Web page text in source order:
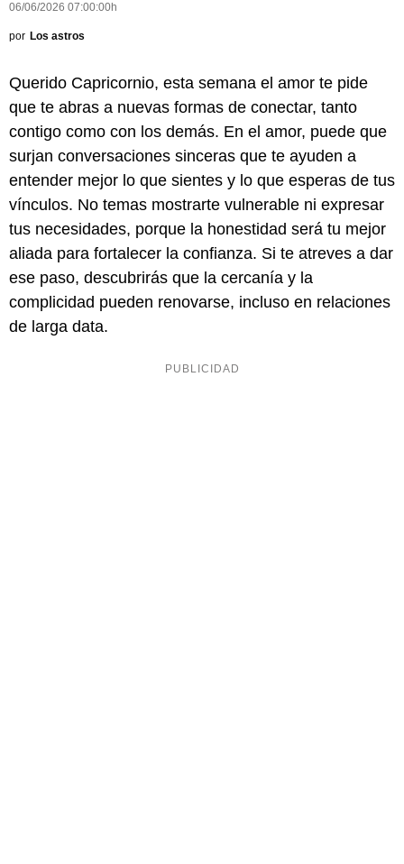
06/06/2026 07:00:00h
por Los astros
Querido Capricornio, esta semana el amor te pide
que te abras a nuevas formas de conectar, tanto
contigo como con los demás. En el amor, puede que
surjan conversaciones sinceras que te ayuden a
entender mejor lo que sientes y lo que esperas de tus
vínculos. No temas mostrarte vulnerable ni expresar
tus necesidades, porque la honestidad será tu mejor
aliada para fortalecer la confianza. Si te atreves a dar
ese paso, descubrirás que la cercanía y la
complicidad pueden renovarse, incluso en relaciones
de larga data.